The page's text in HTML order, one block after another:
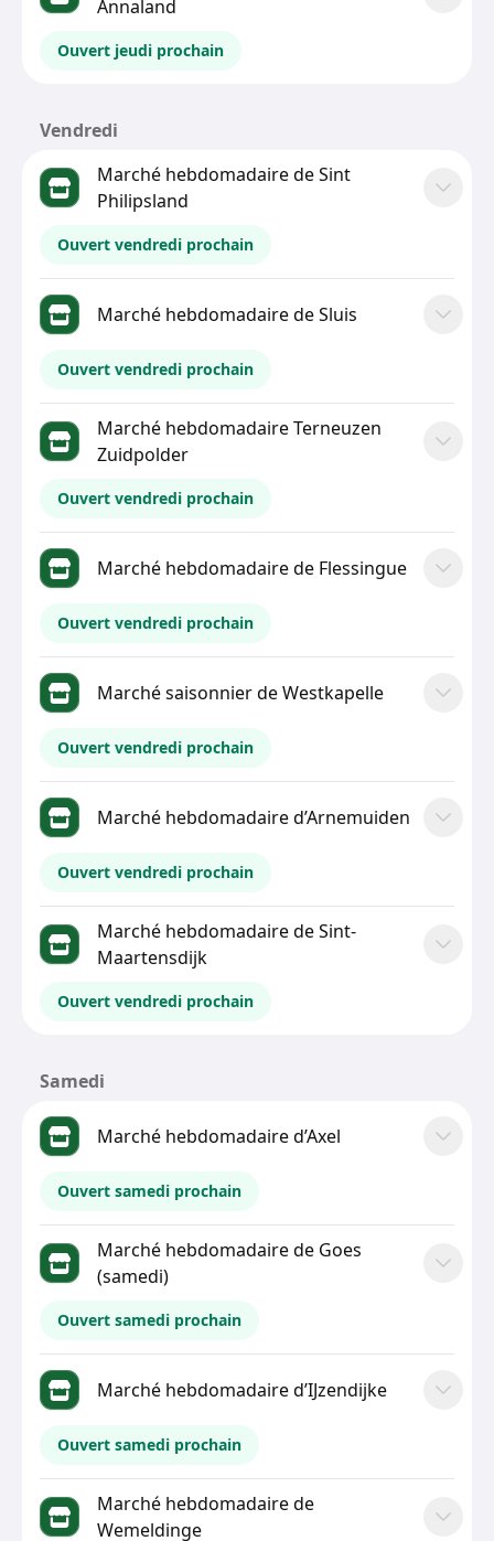
Annaland
Ouvert jeudi prochain
Vendredi
Marché hebdomadaire de Sint
Philipsland
Ouvert vendredi prochain
Marché hebdomadaire de Sluis
Ouvert vendredi prochain
Marché hebdomadaire Terneuzen
Zuidpolder
Ouvert vendredi prochain
Marché hebdomadaire de Flessingue
Ouvert vendredi prochain
Marché saisonnier de Westkapelle
Ouvert vendredi prochain
Marché hebdomadaire d’Arnemuiden
Ouvert vendredi prochain
Marché hebdomadaire de Sint-
Maartensdijk
Ouvert vendredi prochain
Samedi
Marché hebdomadaire d’Axel
Ouvert samedi prochain
Marché hebdomadaire de Goes
(samedi)
Ouvert samedi prochain
Marché hebdomadaire d’IJzendijke
Ouvert samedi prochain
Marché hebdomadaire de
Wemeldinge